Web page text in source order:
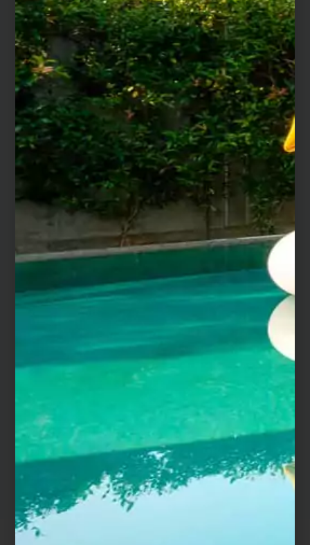
Les conseils de nos artisans
Pourquoi choisir une margelle en grès
cérame ?
Le grès cérame est une matière très dure, résistante
aux UV, aux acides et avec une porosité quasi nulle, ce
qui la rend facile d’entretien. La céramique se
distingue également par un grand choix d’aspects et
de teintes.
Comment poser et entretenir une
margelle de piscine en céramique ?
La pose s’effectue obligatoirement en double
encollage, avec une colle spéciale céramique. Nous
vous recommandons de prévoir environ 5 à 6kg de
colle/m² (soit pour une margelle de 60 x 29 cm, prévoir
1kg de colle par pièce – et pour une de 120 x 30 cm,
Les joints sont à réaliser au silicone spécial céramique,
sur 3 mm de largeur minimum. Nous vous conseillons
de masquer les bords de chaque margelle, avant de
L’entretien du matériau est à réaliser
une fois par an,
au nettoyeur à haute pression, éventuellement, afin
de préserver l’éclat d’origine de la céramique.